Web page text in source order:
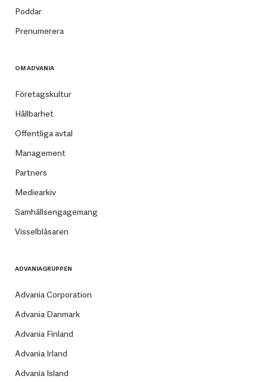
Poddar
Prenumerera
OM ADVANIA
Företagskultur
Hållbarhet
Offentliga avtal
Management
Partners
Mediearkiv
Samhällsengagemang
Visselblåsaren
ADVANIAGRUPPEN
Advania Corporation
Advania Danmark
Advania Finland
Advania Irland
Advania Island